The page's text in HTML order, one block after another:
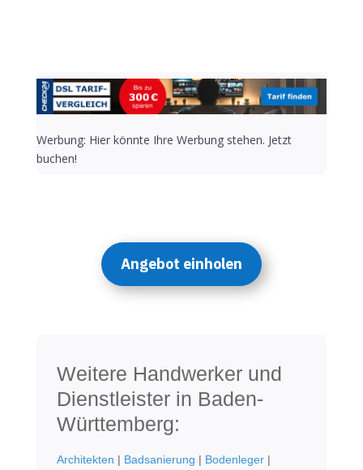
Werbung: Hier könnte Ihre Werbung stehen. Jetzt
buchen!
Angebot einholen
Weitere Handwerker und
Dienstleister in Baden-
Württemberg:
Architekten | Badsanierung | Bodenleger|